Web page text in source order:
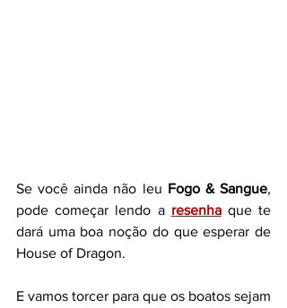
Se você ainda não leu Fogo & Sangue,
pode começar lendo a resenha que te
dará uma boa noção do que esperar de
House of Dragon.
E vamos torcer para que os boatos sejam